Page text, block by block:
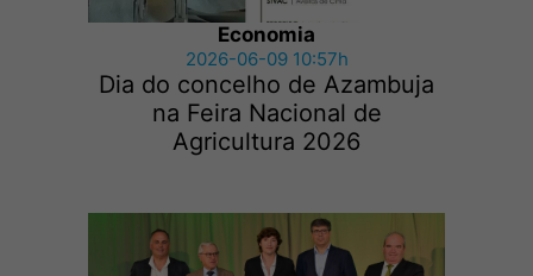
Economia
2026-06-09 10:57h
Dia do concelho de Azambuja
na Feira Nacional de
Agricultura 2026